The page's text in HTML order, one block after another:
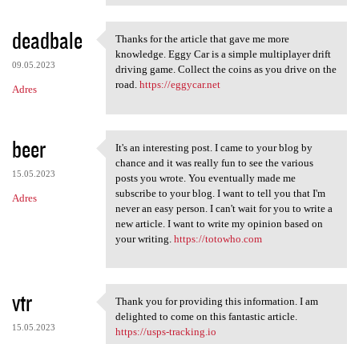
deadbale
09.05.2023
Adres
Thanks for the article that
Thanks for the article that gave me more
knowledge. Eggy Car is a simple multiplayer drift
driving game. Collect the coins as you drive on the
road. https://eggycar.net
beer
15.05.2023
Adres
It's an interesting post. I
It's an interesting post. I came to your blog by
chance and it was really fun to see the various
posts you wrote. You eventually made me
subscribe to your blog. I want to tell you that I'm
never an easy person. I can't wait for you to write a
new article. I want to write my opinion based on
your writing. https://totowho.com
vtr
15.05.2023
Thank you for providing this
Thank you for providing this information. I am
delighted to come on this fantastic article.
https://usps-tracking.io